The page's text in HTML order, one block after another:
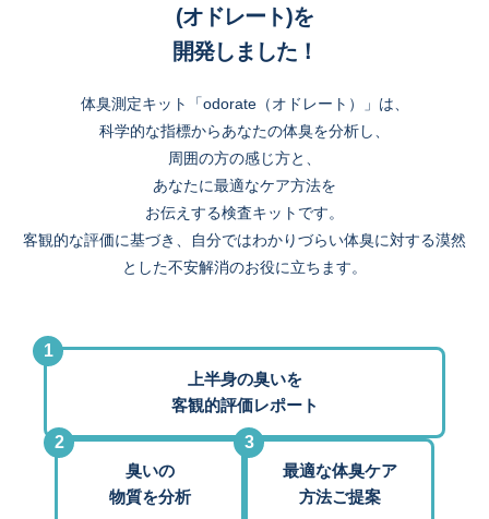
(オドレート)を
開発しました！
体臭測定キット「odorate（オドレート）」は、
科学的な指標からあなたの体臭を分析し、
周囲の方の感じ方と、
あなたに最適なケア方法を
お伝えする検査キットです。
客観的な評価に基づき、自分ではわかりづらい体臭に対する漠然
とした不安解消のお役に立ちます。
1
上半身の臭いを
客観的評価レポート
2
臭いの
物質を分析
3
最適な体臭ケア
方法ご提案